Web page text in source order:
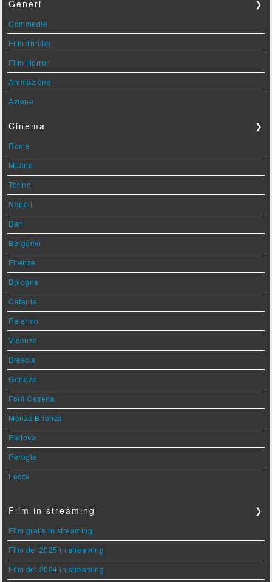
Generi ❯
Commedie
Film Thriller
Film Horror
Animazione
Azione
Cinema ❯
Roma
Milano
Torino
Napoli
Bari
Bergamo
Firenze
Bologna
Catania
Palermo
Vicenza
Brescia
Genova
Forlì Cesena
Monza Brianza
Padova
Perugia
Lecce
Film in streaming ❯
Film gratis in streaming
Film del 2025 in streaming
Film del 2024 in streaming